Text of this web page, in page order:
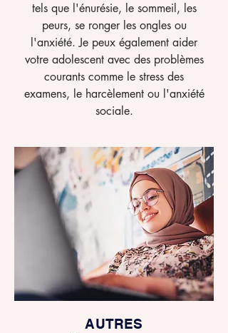
tels que l'énurésie, le sommeil, les
peurs, se ronger les ongles ou
l'anxiété. Je peux également aider
votre adolescent avec des problèmes
courants comme le stress des
examens, le harcèlement ou l'anxiété
sociale.
AUTRES